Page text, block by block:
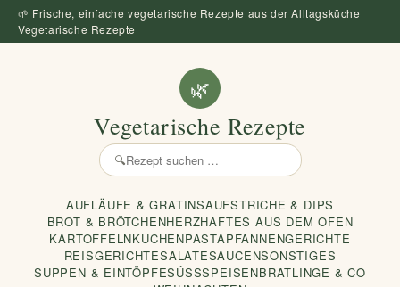
🌱 Frische, einfache vegetarische Rezepte aus der Alltagsküche
Vegetarische Rezepte
🌿
Vegetarische Rezepte
🔍
Rezept
AUFLÄUFE & GRATINSAUFSTRICHE & DIPS
BROT & BRÖTCHENHERZHAFTES AUS DEM OFEN
KARTOFFELNKUCHENPASTAPFANNENGERICHTE
REISGERICHTESALATESAUCENSONSTIGES
SUPPEN & EINTÖPFESÜSSSPEISEN
BRATLINGE & CO